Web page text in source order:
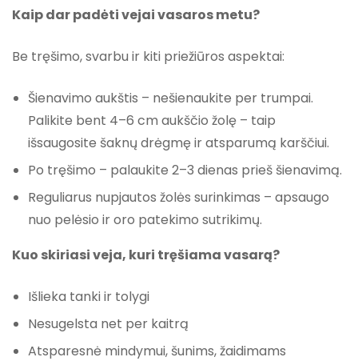
Kaip dar padėti vejai vasaros metu?
Be tręšimo, svarbu ir kiti priežiūros aspektai:
Šienavimo aukštis – nešienaukite per trumpai.
Palikite bent 4–6 cm aukščio žolę – taip
išsaugosite šaknų drėgmę ir atsparumą karščiui.
Po tręšimo – palaukite 2–3 dienas prieš šienavimą.
Reguliarus nupjautos žolės surinkimas – apsaugo
nuo pelėsio ir oro patekimo sutrikimų.
Kuo skiriasi veja, kuri tręšiama vasarą?
Išlieka tanki ir tolygi
Nesugelsta net per kaitrą
Atsparesnė mindymui, šunims, žaidimams